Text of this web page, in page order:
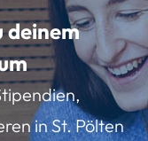
deinem
in St. Pölten